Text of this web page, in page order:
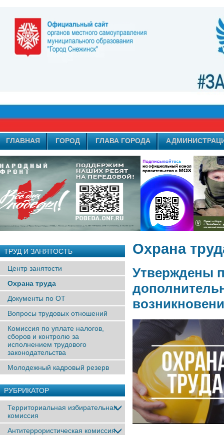
ГЛАВНАЯ ГОРОД ГЛАВА ГОРОДА
ТРУД И ЗАНЯТОСТЬ
Центр занятости
Охрана труда
Документы по ОТ
Вопросы трудовых отношений
Комиссия по уплате налогов,
сборов и контролю за
исполнением трудового
законодательства
Молодежный кадровый резерв
РУБРИКАТОР
Территориальная избирательная
комиссия
Антитеррористическая комиссия
Охрана
Утверждены